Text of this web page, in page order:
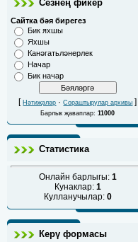
Сезнең фикер
Сайтка бәя бирегез
Бик яхшы
Яхшы
Канәгатьләнерлек
Начар
Бик начар
[Нәтиҗәләр ·Сораштырулар архивы ]
Барлык җаваплар:11000
Статистика
Онлайн барлыгы: 1
Кунаклар: 1
Кулланучылар: 0
Керү формасы